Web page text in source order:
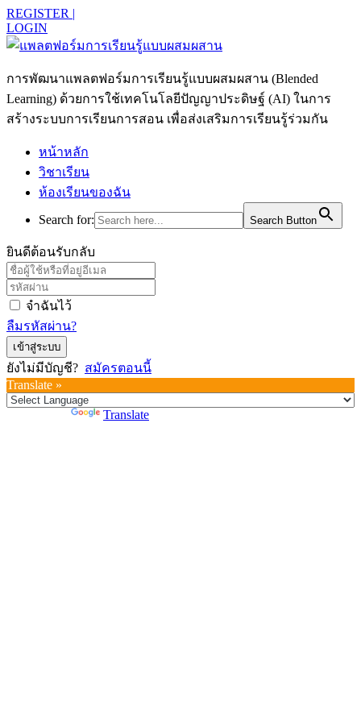
REGISTER |
LOGIN
การพัฒนาแพลตฟอร์มการเรียนรู้แบบผสมผสาน (Blended
Learning) ด้วยการใช้เทคโนโลยีปัญญาประดิษฐ์ (AI) ในการ
สร้างระบบการเรียนการสอน เพื่อส่งเสริมการเรียนรู้ร่วมกัน
หน้าหลัก
วิชาเรียน
ห้องเรียนของฉัน
Search for:
Search Button
ยินดีต้อนรับกลับ
จำฉันไว้
ลืมรหัสผ่าน?
เข้าสู่ระบบ
ยังไม่มีบัญชี? สมัครตอนนี้
Translate »
Translate